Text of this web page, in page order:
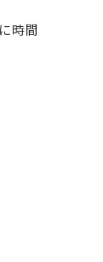
時間